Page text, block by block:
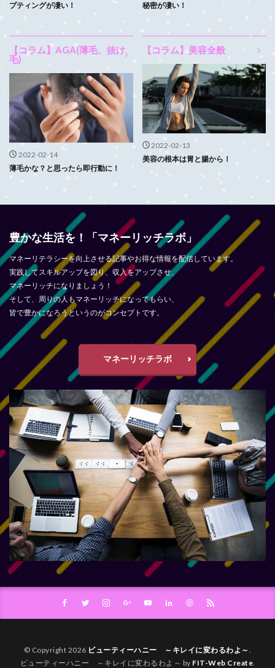
プティングが凄い！
秘密が凄い！
【コラム】AGA(薄毛、抜け
毛)
2022-02-14
薄毛かな？と思ったら即行動に！
【コラム】美容全般
2022-02-13
美容の根本は胃と腸から！
豊かな生活を！「マネーリッチラボ」
マネーリテラシーを向上させる記事やお得な情報を配信しています。
実践してスキルアップを図り、収入をアップさせ、
マネーリッチになりましょう！
そして、周りの人もマネーリッチになってもらい、
皆で豊かになろうというのがコンセプトです。
マネーリッチラボ
© Copyright 2026 ビューティーハニー ～キレイに変わるわよ～ .
ビューティーハニー ～キレイに変わるわよ～ by FIT-Web Create.